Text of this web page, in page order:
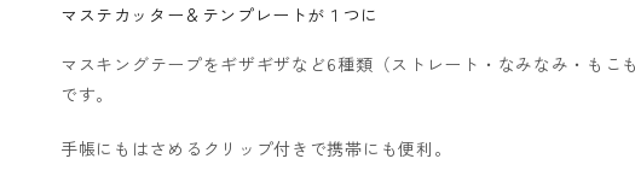
マステカッター＆テンプレートが１つに
マスキングテープをギザギザなど6種類（ストレート・なみなみ・も
です。
手帳にもはさめるクリップ付きで携帯にも便利。